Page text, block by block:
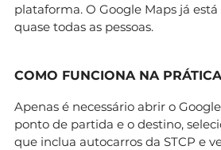
plataforma. O Google Maps já
quase todas as pessoas.
COMO FUNCIONA NA PRÁTICA
Apenas é necessário abrir o
ponto de partida e o destino,
que inclua autocarros da STCP e